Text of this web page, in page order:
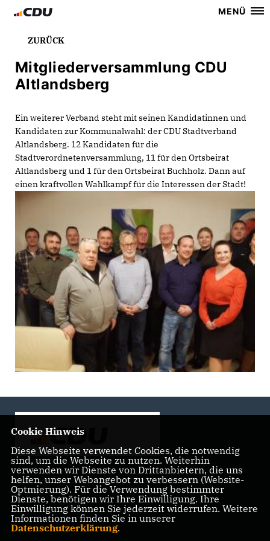
MENÜ
ZURÜCK
Mitgliederversammlung CDU
Altlandsberg
Ein weiterer Verband steht mit seinen Kandidatinnen und
Kandidaten zur Kommunalwahl: der CDU Stadtverband
Altlandsberg. 12 Kandidaten für die
Stadtverordnetenversammlung, 11 für den Ortsbeirat
Altlandsberg und 1 für den Ortsbeirat Buchholz. Dann auf
einen kraftvollen Wahlkampf für die Interessen der Stadt!
Landtagsabgeordnete der CDU Fraktion im Landtag
Brandenburg
Cookie Hinweis
Diese Webseite verwendet Cookies, die notwendig
sind, um die Webseite zu nutzen. Weiterhin
verwenden wir Dienste von Drittanbietern, die uns
helfen, unser Webangebot zu verbessern (Website-
Optmierung). Für die Verwendung bestimmter
Dienste, benötigen wir Ihre Einwilligung. Ihre
Einwilligung können Sie jederzeit widerrufen. Weitere
Informationen finden Sie in unserer
Datenschutzerklärung.